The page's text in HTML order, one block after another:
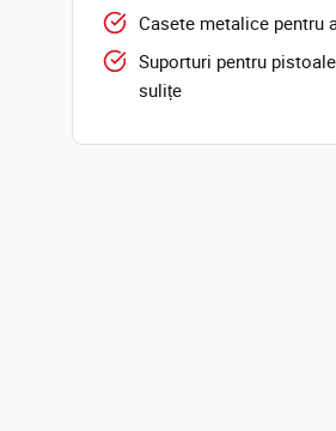
Casete metalice pentru
Suporturi pentru
sulițe